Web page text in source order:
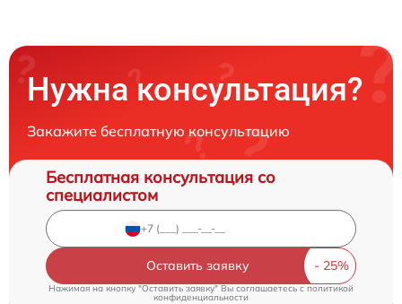
Нужна консультация?
Закажите бесплатную консультацию
Бесплатная консультация со
специалистом
Оставить заявку
Нажимая на кнопку "Оставить заявку" Вы соглашаетесь cполитикой
конфиденциальности